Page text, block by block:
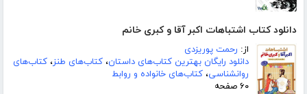
دانلود کتاب اشتباهات اکبر آقا و کبری خانم
از: رحمت پوریزدی
دانلود رایگان بهترین کتاب‌های داستان، کتاب‌های طنز، کتاب‌های
روانشناسی، کتاب‌های خانواده و روابط
۶۰ صفحه